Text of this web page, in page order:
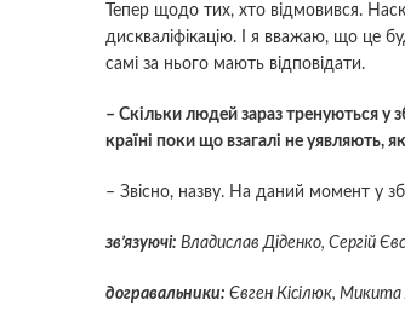
Тепер щодо тих, хто відмовився.
дискваліфікацію. І я вважаю, що це
самі за нього мають відповідати.
– Скільки людей зараз тренуються у
країні поки що взагалі не уявляють,
– Звісно, назву. На даний момент у
зв’язуючі: Владислав Діденко, Сергій
догравальники: Євген Кісілюк,